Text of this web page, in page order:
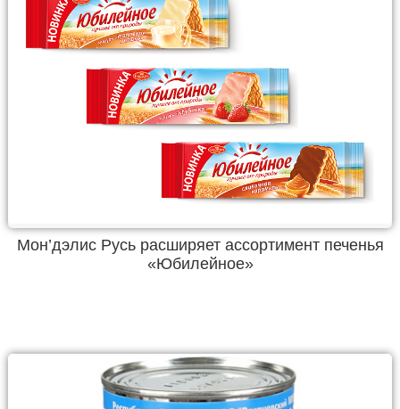
Мон’дэлис Русь расширяет ассортимент печенья
«Юбилейное»